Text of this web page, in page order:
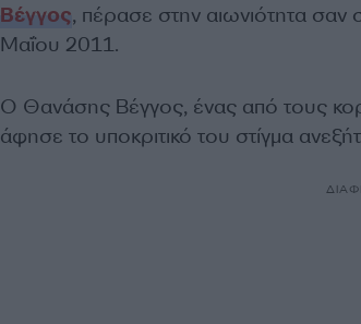
Βέγγος, πέρασε στην αιωνιότητα σαν
Μαΐου 2011.
Ο Θανάσης Βέγγος, ένας από τους
άφησε το υποκριτικό του στίγμα